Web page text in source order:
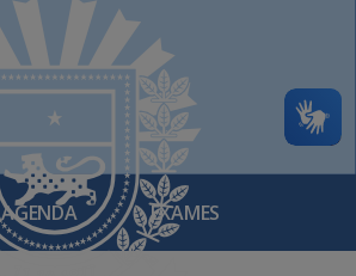
AGENDA EXAMES